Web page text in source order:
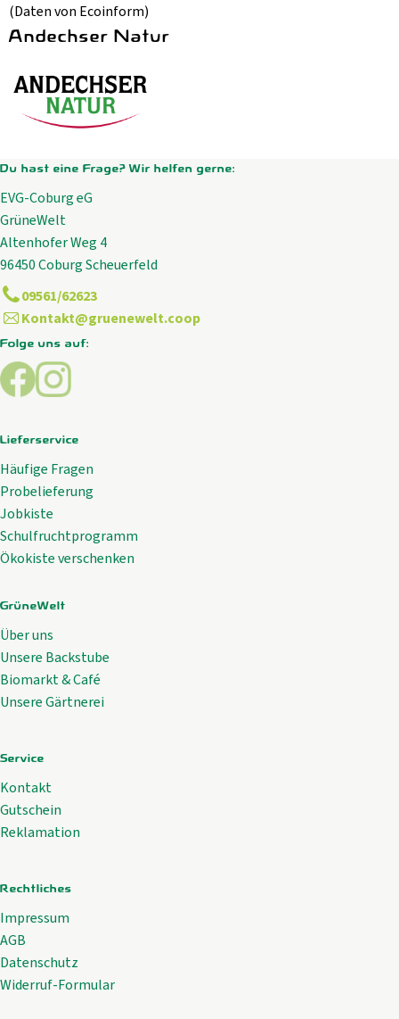
(Daten von Ecoinform)
Andechser Natur
Du hast eine Frage? Wir helfen gerne:
EVG-Coburg eG
GrüneWelt
Altenhofer Weg 4
96450 Coburg Scheuerfeld
09561/62623
Kontakt@gruenewelt.coop
Folge uns auf:
Externer Link zu https://www.facebook.com/
Externer Link zu https://www.instagram.com/
Lieferservice
Häufige Fragen
Probelieferung
Jobkiste
Schulfruchtprogramm
Ökokiste verschenken
GrüneWelt
Über uns
Unsere Backstube
Biomarkt & Café
Unsere Gärtnerei
Service
Kontakt
Gutschein
Reklamation
Rechtliches
Impressum
AGB
Datenschutz
Widerruf-Formular